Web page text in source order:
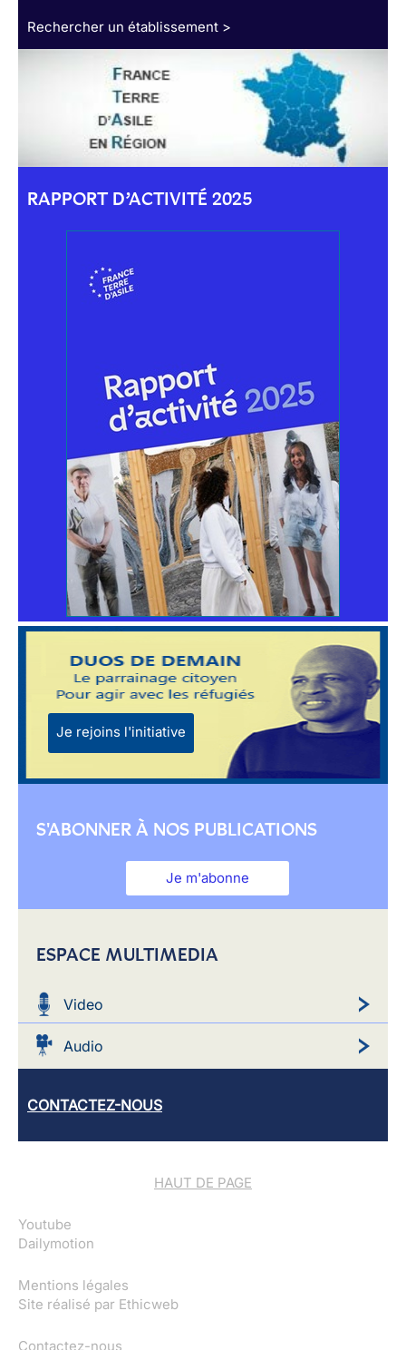
Rechercher un établissement >
RAPPORT D’ACTIVITÉ 2025
Je rejoins l'initiative
S'ABONNER À NOS PUBLICATIONS
Je m'abonne
ESPACE MULTIMEDIA
Video
Audio
CONTACTEZ-NOUS
HAUT DE PAGE
Youtube
Dailymotion
Mentions légales
Site réalisé par Ethicweb
Contactez-nous